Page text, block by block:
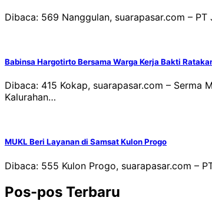
Dibaca: 569 Nanggulan, suarapasar.com –
Babinsa Hargotirto Bersama Warga Kerja Bakti
Dibaca: 415 Kokap, suarapasar.com –
Kalurahan…
MUKL Beri Layanan di Samsat Kulon Progo
Dibaca: 555 Kulon Progo, suarapasar.com –
Pos-pos Terbaru